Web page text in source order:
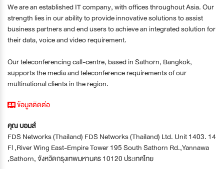
We are an established IT company, with offices throughout Asia. Our
strength lies in our ability to provide innovative solutions to assist
business partners and end users to achieve an integrated solution for
their data, voice and video requirement.
Our teleconferencing call-centre, based in Sathorn, Bangkok,
supports the media and teleconference requirements of our
multinational clients in the region.
ข้อมูลติดต่อ
คุณ บอมส์
FDS Networks (Thailand) FDS Networks (Thailand) Ltd. Unit 1403. 14
Fl ,River Wing East-Empire Tower 195 South Sathorn Rd.,Yannawa
,Sathorn, จังหวัดกรุงเทพมหานคร 10120 ประเทศไทย